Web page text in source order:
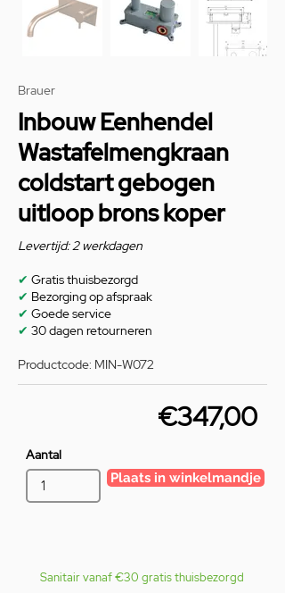
Brauer
Inbouw Eenhendel
Wastafelmengkraan
coldstart gebogen
uitloop brons koper
Levertijd: 2 werkdagen
✔ Gratis thuisbezorgd
✔ Bezorging op afspraak
✔ Goede service
✔ 30 dagen retourneren
Productcode: MIN-W072
€347,00
Aantal
Plaats in winkelmandje
Sanitair vanaf €30 gratis thuisbezorgd